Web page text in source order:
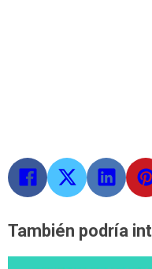
También podría